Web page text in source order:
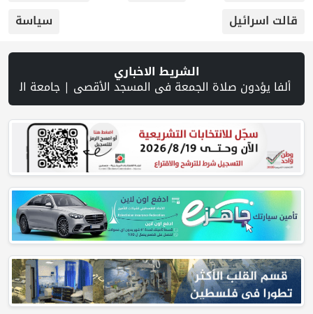
قالت اسرائيل
سياسة
الشريط الاخباري